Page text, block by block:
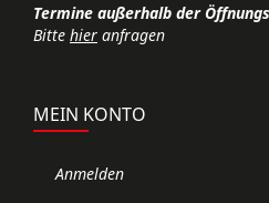
Termine außerhalb der
Bitte hier anfragen
MEIN KONTO
Anmelden